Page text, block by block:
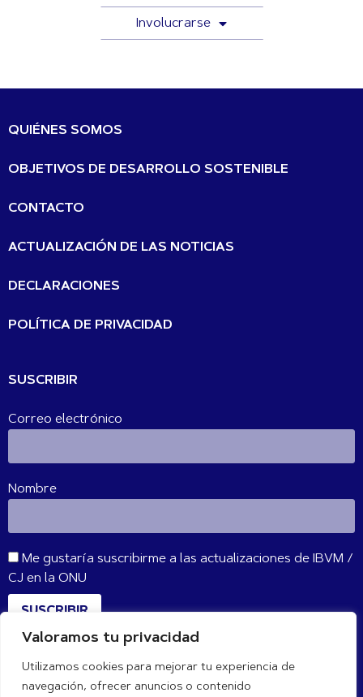
Valoramos tu privacidad
Utilizamos cookies para mejorar tu experiencia de
navegación, ofrecer anuncios o contenido
Involucrarse
QUIÉNES SOMOS
OBJETIVOS DE DESARROLLO SOSTENIBLE
CONTACTO
ACTUALIZACIÓN DE LAS NOTICIAS
DECLARACIONES
POLÍTICA DE PRIVACIDAD
SUSCRIBIR
Correo electrónico
Nombre
Me gustaría suscribirme a las actualizaciones de IBVM /
CJ en la ONU
SUSCRIBIR
CONÉCTATE CON NOSOTROS